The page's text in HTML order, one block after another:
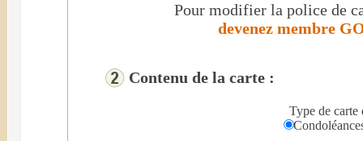
Pour modifier la police de
devenez membre
Contenu de la carte :
Type de carte